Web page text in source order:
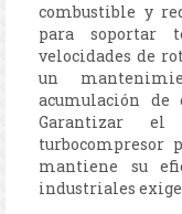
combustible y
para soportar
velocidades de
un
acumulación de
Garantizar el
mantiene su
industriales